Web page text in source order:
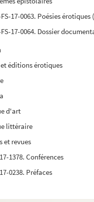
17-0063. Poésies érotiques
17-0064. Dossier
et éditions érotiques
d'art
littéraire
et revues
1378. Conférences
0238. Préfaces